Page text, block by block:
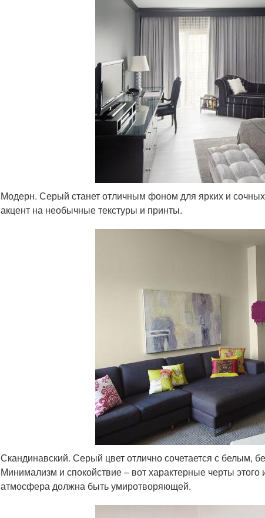
Модерн. Серый станет отличным фоном для ярких и
акцент на необычные текстуры и принты.
Скандинавский. Серый цвет отлично сочетается с белым,
Минимализм и спокойствие – вот характерные черты
атмосфера должна быть умиротворяющей.